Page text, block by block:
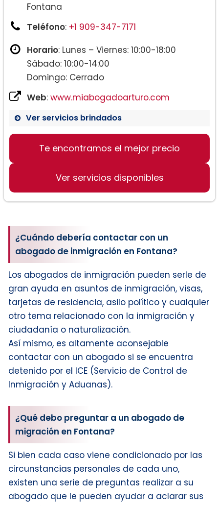
Fontana
Teléfono: +1 909-347-7171
Horario: Lunes – Viernes: 10:00-18:00
Sábado: 10:00-14:00
Domingo: Cerrado
Web: www.miabogadoarturo.com
Ver servicios brindados
Te encontramos el mejor precio
Ver servicios disponibles
¿Cuándo debería contactar con un
abogado de inmigración en Fontana?
Los abogados de inmigración pueden serle de
gran ayuda en asuntos de inmigración, visas,
tarjetas de residencia, asilo político y cualquier
otro tema relacionado con la inmigración y
ciudadanía o naturalización.
Así mismo, es altamente aconsejable
contactar con un abogado si se encuentra
detenido por el ICE (Servicio de Control de
Inmigración y Aduanas).
¿Qué debo preguntar a un abogado de
migración en Fontana?
Si bien cada caso viene condicionado por las
circunstancias personales de cada uno,
existen una serie de preguntas realizar a su
abogado que le pueden ayudar a aclarar sus